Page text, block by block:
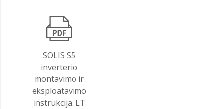
SOLIS S5
inverterio
montavimo ir
eksploatavimo
instrukcija. LT